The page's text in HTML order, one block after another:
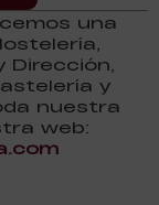
una
Dirección,
y
nuestra
web: